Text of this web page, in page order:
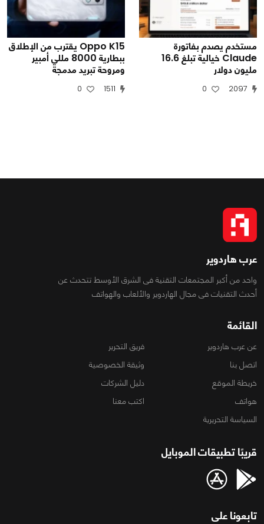
مستخدم يصدم بفاتورة
Claude خيالية تبلغ 16.6
مليون دولار
2097
0
Oppo K15 يقترب من الإطلاق
ببطارية 8000 مللي أمبير
ومروحة تبريد مدمجة
1511
0
عرب هاردوير
واحد من أكبر المجتمعات التقنية فى الشرق الأوسط تتحدث عن
أحدث التقنيات فى مجال الهاردوير والألعاب والهواتف
القائمة
عن عرب هاردوير
فريق التحرير
اتصل بنا
وثيقة الخصوصية
خريطة الموقع
دليل الشركات
هواتف
اكتب معنا
السياسة التحريرية
قريبًا تطبيقات الموبايل
تابعونا على